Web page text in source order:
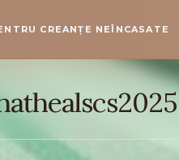
CREANȚE NEÎNCASATE